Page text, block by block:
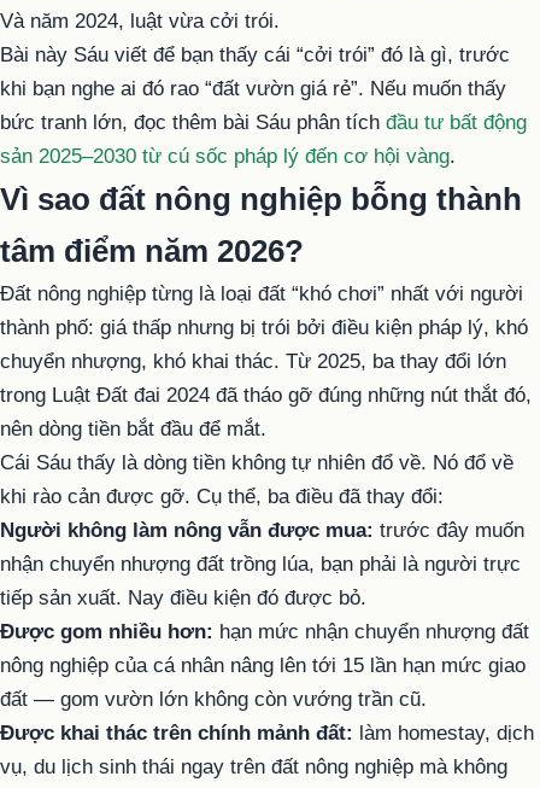
Và năm 2024, luật vừa cởi trói.
Bài này Sáu viết để bạn thấy cái “cởi trói” đó là gì, trước
khi bạn nghe ai đó rao “đất vườn giá rẻ”. Nếu muốn thấy
bức tranh lớn, đọc thêm bài Sáu phân tích đầu tư bất động
sản 2025–2030 từ cú sốc pháp lý đến cơ hội vàng.
Vì sao đất nông nghiệp bỗng thành
tâm điểm năm 2026?
Đất nông nghiệp từng là loại đất “khó chơi” nhất với người
thành phố: giá thấp nhưng bị trói bởi điều kiện pháp lý, khó
chuyển nhượng, khó khai thác. Từ 2025, ba thay đổi lớn
trong Luật Đất đai 2024 đã tháo gỡ đúng những nút thắt đó,
nên dòng tiền bắt đầu để mắt.
Cái Sáu thấy là dòng tiền không tự nhiên đổ về. Nó đổ về
khi rào cản được gỡ. Cụ thể, ba điều đã thay đổi:
Người không làm nông vẫn được mua: trước đây muốn
nhận chuyển nhượng đất trồng lúa, bạn phải là người trực
tiếp sản xuất. Nay điều kiện đó được bỏ.
Được gom nhiều hơn: hạn mức nhận chuyển nhượng đất
nông nghiệp của cá nhân nâng lên tới 15 lần hạn mức giao
đất — gom vườn lớn không còn vướng trần cũ.
Được khai thác trên chính mảnh đất: làm homestay, dịch
vụ, du lịch sinh thái ngay trên đất nông nghiệp mà không